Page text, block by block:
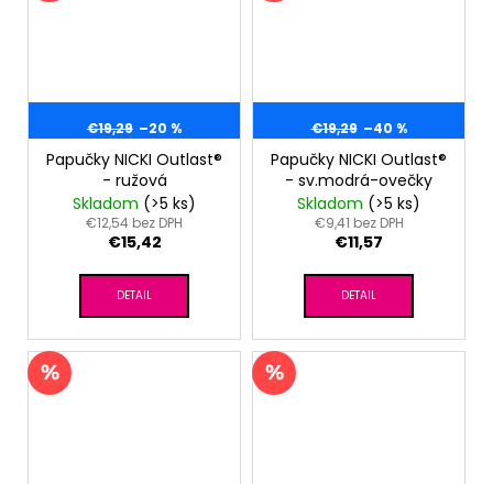
€19,29 –20 %
Papučky NICKI Outlast®
- ružová
Skladom (>5 ks)
€12,54 bez DPH
€15,42
DETAIL
€19,29 –40 %
Papučky NICKI Outlast®
- sv.modrá-ovečky
Skladom (>5 ks)
€9,41 bez DPH
€11,57
DETAIL